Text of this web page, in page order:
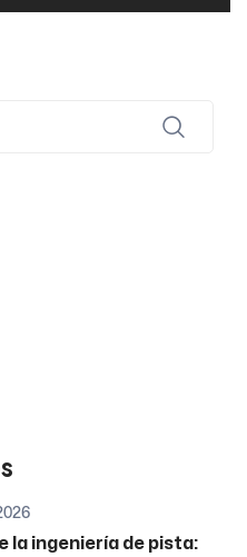
la ingeniería de pista: